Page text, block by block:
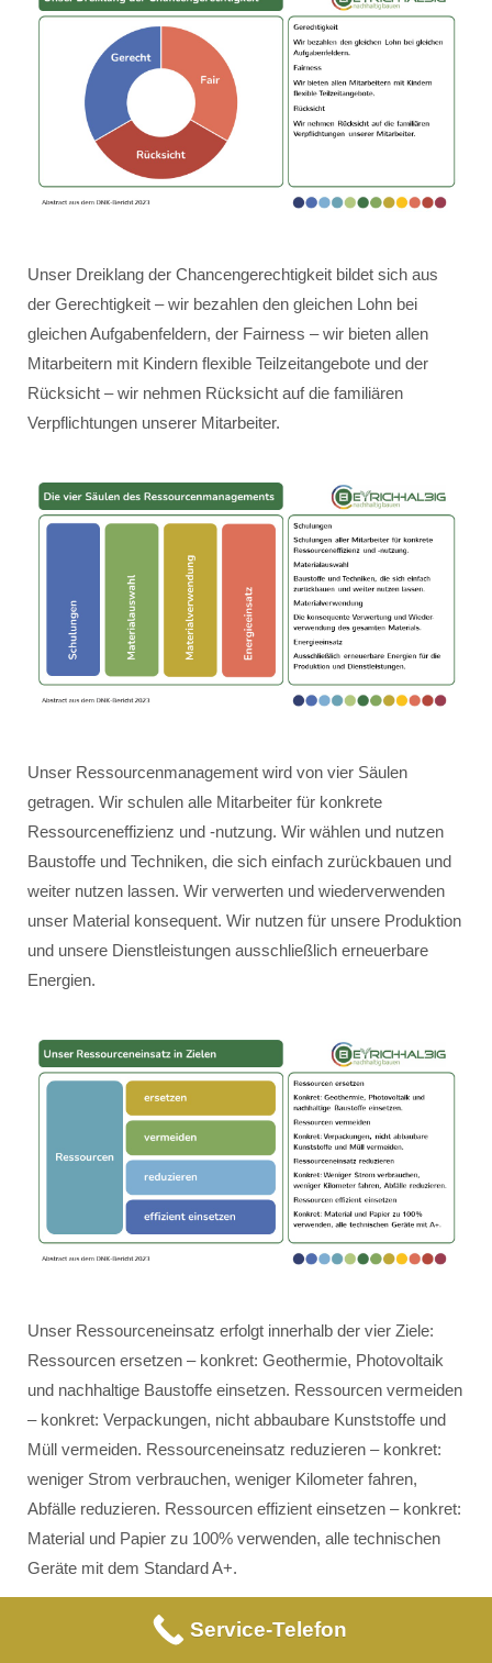
Unser Dreiklang der Chancengerechtigkeit bildet sich aus
der Gerechtigkeit – wir bezahlen den gleichen Lohn bei
gleichen Aufgabenfeldern, der Fairness – wir bieten allen
Mitarbeitern mit Kindern flexible Teilzeitangebote und der
Rücksicht – wir nehmen Rücksicht auf die familiären
Verpflichtungen unserer Mitarbeiter.
Unser Ressourcenmanagement wird von vier Säulen
getragen. Wir schulen alle Mitarbeiter für konkrete
Ressourceneffizienz und -nutzung. Wir wählen und nutzen
Baustoffe und Techniken, die sich einfach zurückbauen und
weiter nutzen lassen. Wir verwerten und wiederverwenden
unser Material konsequent. Wir nutzen für unsere Produktion
und unsere Dienstleistungen ausschließlich erneuerbare
Energien.
Unser Ressourceneinsatz erfolgt innerhalb der vier Ziele:
Ressourcen ersetzen – konkret: Geothermie, Photovoltaik
und nachhaltige Baustoffe einsetzen. Ressourcen vermeiden
– konkret: Verpackungen, nicht abbaubare Kunststoffe und
Müll vermeiden. Ressourceneinsatz reduzieren – konkret:
weniger Strom verbrauchen, weniger Kilometer fahren,
Abfälle reduzieren. Ressourcen effizient einsetzen – konkret:
Material und Papier zu 100% verwenden, alle technischen
Geräte mit dem Standard A+.
Service-Telefon